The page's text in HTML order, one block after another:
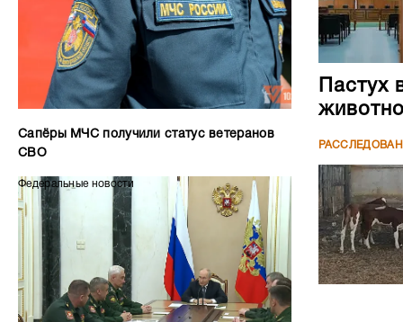
Сапёры МЧС получили статус ветеранов
СВО
Федеральные новости
Пастух